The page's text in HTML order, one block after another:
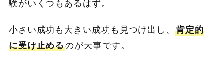
験がいくつもあるはず。
小さい成功も大きい成功も見つけ出し、肯定的
に受け止めるのが大事です。